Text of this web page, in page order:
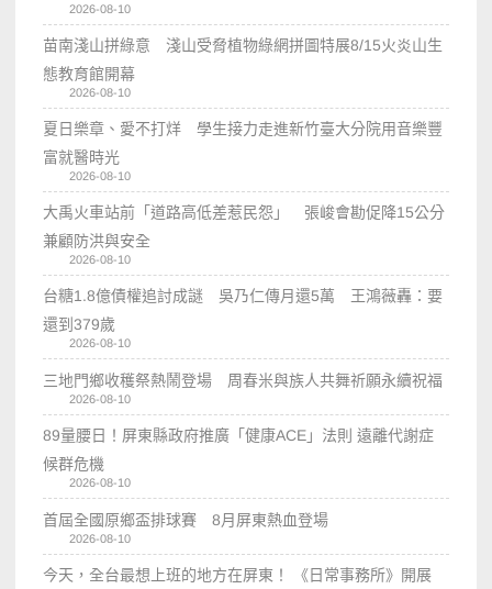
2026-08-10
苗南淺山拼綠意 淺山受脅植物綠網拼圖特展8/15火炎山生
態教育館開幕
2026-08-10
夏日樂章、愛不打烊 學生接力走進新竹臺大分院用音樂豐
富就醫時光
2026-08-10
大禹火車站前「道路高低差惹民怨」 張峻會勘促降15公分
兼顧防洪與安全
2026-08-10
台糖1.8億債權追討成謎 吳乃仁傳月還5萬 王鴻薇轟：要
還到379歲
2026-08-10
三地門鄉收穫祭熱鬧登場 周春米與族人共舞祈願永續祝福
2026-08-10
89量腰日！屏東縣政府推廣「健康ACE」法則 遠離代謝症
候群危機
2026-08-10
首屆全國原鄉盃排球賽 8月屏東熱血登場
2026-08-10
今天，全台最想上班的地方在屏東！ 《日常事務所》開展